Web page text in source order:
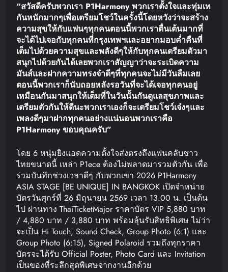
“สวัสดีครับพวกเรา P1Harmonyพวกเราตั้งใจและทุ่มเท
กันหนักมากๆเพื่อเตรียมโชว์ในครั้งนี้โดยหวังว่าจะสร้าง
ความสุขให้กับแฟนๆทุกคนตอนนี้พวกเราตื่นเต้นมากที่
จะได้ไปเจอกับทุกคนที่กรุงเทพฯและอยากมอบค่ำคืนที่
เต็มไปด้วยความสุขและพลังดีๆให้กับทุกคนเตรียมตัวมา
สนุกไปด้วยกันได้เลยพวกเราสัญญาว่าจะระเบิดความ
มันส์และฝากความทรงจำดีๆที่ทุกคนจะไม่มีวันลืมเลย
ตอนนี้พวกเราก็นับถอยหลังรอวันที่จะได้เจอทุกคนอยู่
เหมือนกันมาสนุกให้เต็มที่ในวันนั้นกันดูแลสุขภาพและ
เตรียมตัวกันให้ดีนะพวกเราเองก็จะเตรียมโชว์เจ๋งๆและ
เพลงดีๆมาฝากทุกคนอย่างแน่นอนพวกเราคือ
P1Harmonyขอบคุณครับ”
โดย 6 หนุ่มยิงแอดความตั้งใจส่งตรงถึงแฟนคลับชาว
ไทยขนาดนี้ เหล่า P1ece ต้องไม่พลาดมารวมตัวกัน เพื่อ
ร่วมบันทึกช่วงเวลาดีๆ กับพวกเขา 2026 P1Harmony
ASIA STAGE [BE UNIQUE] IN BANGKOK เปิดจำหน่าย
บัตรวันศุกร์ที่ 26 มิถุนายน 2569 เวลา 13.00 น. เป็นต้น
ไป ผ่านทาง ThaiTicketMajor ราคาบัตร VIP 5,880 บาท
/ 4,880 บาท / 3,880 บาท พร้อมลุ้นรับสิทธิพิเศษ ไม่ว่า
จะเป็น Hi Touch, Sound Check, Group Photo (6:1) และ
Group Photo (6:15), Signed Polaroid รวมถึงทุกราคา
บัตรจะได้รับ Official Poster, Photo Card และ Invitation
เป็นของที่ระลึกสุดพิเศษจากงานอีกด้วย